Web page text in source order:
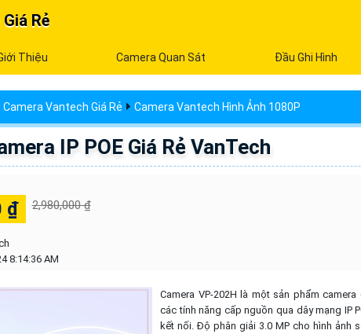
Rẻ
Thiệu Camera Quan Sát Đầu Ghi Hình
Camera Vantech Giá Rẻ Camera Vantech Hình Ảnh 1080P
IP POE Giá Rẻ VanTech
₫ 2,980,000 ₫
8:14:36 AM
Camera VP-202H là một sản phẩm
các tính năng cấp nguồn qua dây mạng IP
kết nối. Độ phân giải 3.0 MP cho hình ảnh